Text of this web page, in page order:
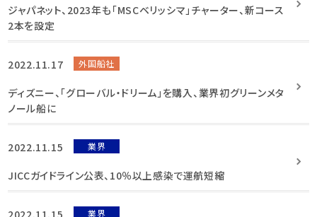
ジャパネット、2023年も「MSCベリッシマ」チャーター、新コース
2本を設定
2022.11.17 外国船社
ディズニー、「グローバル・ドリーム」を購入、業界初グリーンメタ
ノール船に
2022.11.15 業界
JICCガイドライン公表、10％以上感染で運航短縮
2022.11.15 業界